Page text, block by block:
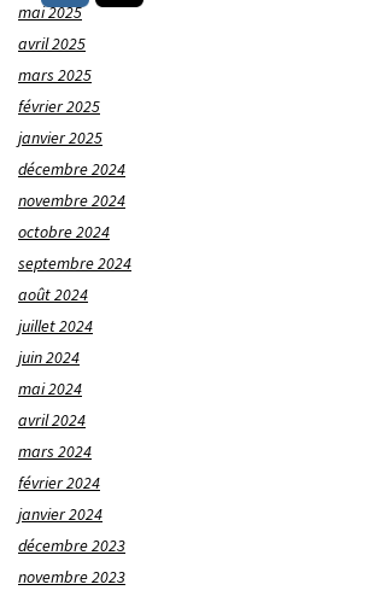
mai 2025
avril 2025
mars 2025
février 2025
janvier 2025
décembre 2024
novembre 2024
octobre 2024
septembre 2024
août 2024
juillet 2024
juin 2024
mai 2024
avril 2024
mars 2024
février 2024
janvier 2024
décembre 2023
novembre 2023